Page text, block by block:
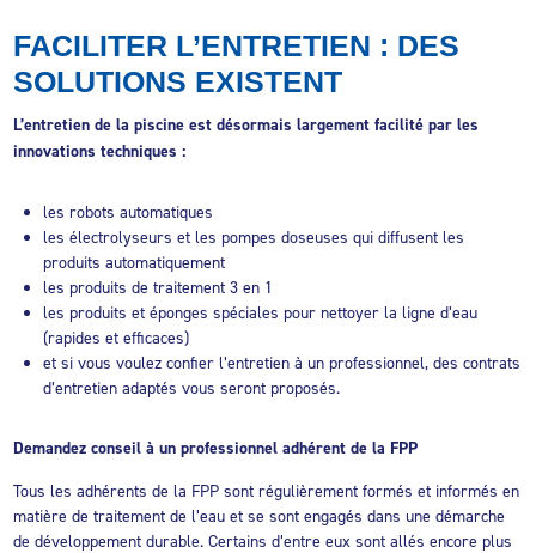
FACILITER L’ENTRETIEN : DES
SOLUTIONS EXISTENT
L’entretien de la piscine est désormais largement facilité par les
innovations techniques :
les robots automatiques
les électrolyseurs et les pompes doseuses qui diffusent les
produits automatiquement
les produits de traitement 3 en 1
les produits et éponges spéciales pour nettoyer la ligne d’eau
(rapides et efficaces)
et si vous voulez confier l’entretien à un professionnel, des contrats
d’entretien adaptés vous seront proposés.
Demandez conseil à un professionnel adhérent de la FPP
Tous les adhérents de la FPP sont régulièrement formés et informés en
matière de traitement de l’eau et se sont engagés dans une démarche
de développement durable. Certains d’entre eux sont allés encore plus